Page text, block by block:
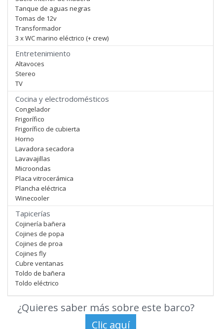
Tanque de aguas negras
Tomas de 12v
Transformador
3 x WC marino eléctrico (+ crew)
Entretenimiento
Altavoces
Stereo
TV
Cocina y electrodomésticos
Congelador
Frigorífico
Frigorífico de cubierta
Horno
Lavadora secadora
Lavavajillas
Microondas
Placa vitrocerámica
Plancha eléctrica
Winecooler
Tapicerías
Cojinería bañera
Cojines de popa
Cojines de proa
Cojines fly
Cubre ventanas
Toldo de bañera
Toldo eléctrico
¿Quieres saber más sobre este barco?